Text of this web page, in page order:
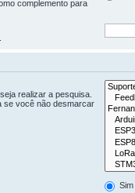
complemento para
realizar a pesquisa.
se você não desmarcar
Sim